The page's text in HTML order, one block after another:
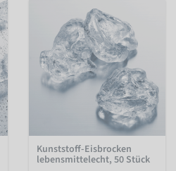
Kunststoff-Eisbrocken
lebensmittelecht, 50 Stück